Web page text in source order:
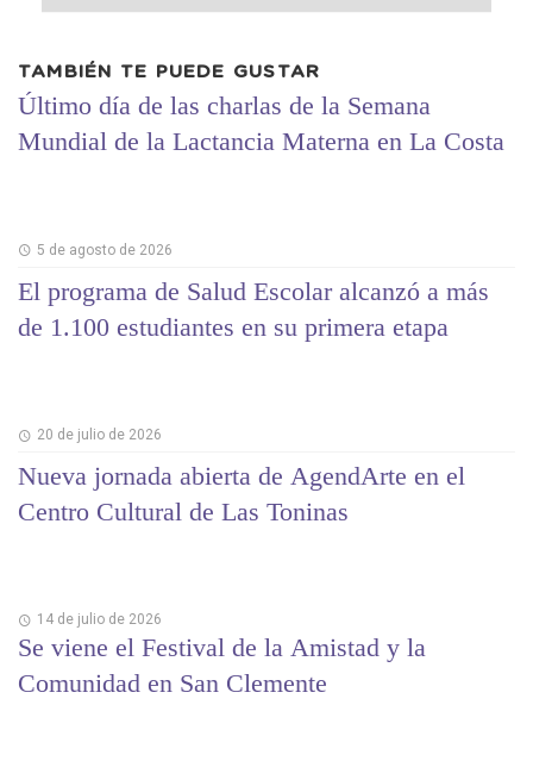
TAMBIÉN TE PUEDE GUSTAR
Último día de las charlas de la Semana
Mundial de la Lactancia Materna en La Costa
5 de agosto de 2026
El programa de Salud Escolar alcanzó a más
de 1.100 estudiantes en su primera etapa
20 de julio de 2026
Nueva jornada abierta de AgendArte en el
Centro Cultural de Las Toninas
14 de julio de 2026
Se viene el Festival de la Amistad y la
Comunidad en San Clemente